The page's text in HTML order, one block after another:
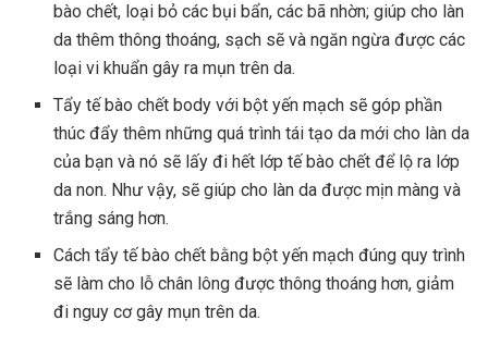
bào chết, loại bỏ các bụi bẩn, các bã nhờn; giúp cho làn
da thêm thông thoáng, sạch sẽ và ngăn ngừa được các
loại vi khuẩn gây ra mụn trên da.
Tẩy tế bào chết body với bột yến mạch sẽ góp phần
thúc đẩy thêm những quá trình tái tạo da mới cho làn da
của bạn và nó sẽ lấy đi hết lớp tế bào chết để lộ ra lớp
da non. Như vậy, sẽ giúp cho làn da được mịn màng và
trắng sáng hơn.
Cách tẩy tế bào chết bằng bột yến mạch đúng quy trình
sẽ làm cho lỗ chân lông được thông thoáng hơn, giảm
đi nguy cơ gây mụn trên da.